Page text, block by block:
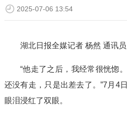
2025-07-06 13:54
湖北日报全媒记者 杨然 通讯
“他走了之后，我经常很恍惚
还没有走，只是出差去了。”7月4
眼泪浸红了双眼。